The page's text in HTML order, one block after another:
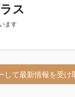
ス
ます
して最新情報を受け